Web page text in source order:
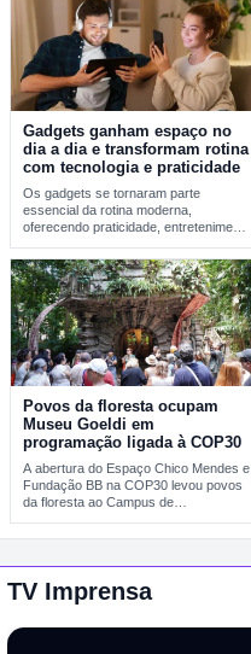
Gadgets ganham espaço no
dia a dia e transformam rotina
com tecnologia e praticidade
Os gadgets se tornaram parte
essencial da rotina moderna,
oferecendo praticidade, entretenimento
desses…
Povos da floresta ocupam
Museu Goeldi em
programação ligada à COP30
A abertura do Espaço Chico Mendes e
Fundação BB na COP30 levou povos
da floresta ao Campus de…
TV Imprensa